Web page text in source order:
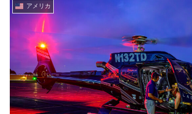
アメリカ